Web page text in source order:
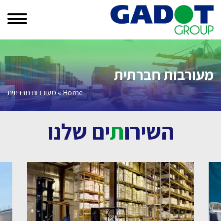
Skip
מעורבות חברתית
Home
»מעורבות חברתית
השירותים שלנו